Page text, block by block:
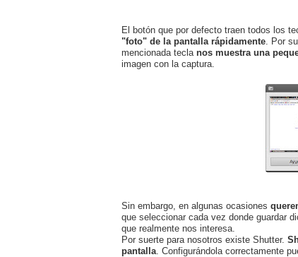
El botón que por defecto traen todos los
"foto" de la pantalla rápidamente . Por
mencionada tecla nos muestra una
imagen con la captura.
Sin embargo, en algunas ocasiones
que seleccionar cada vez donde guardar
que realmente nos interesa.
Por suerte para nosotros existe Shutter.
pantalla . Configurándola correctamente